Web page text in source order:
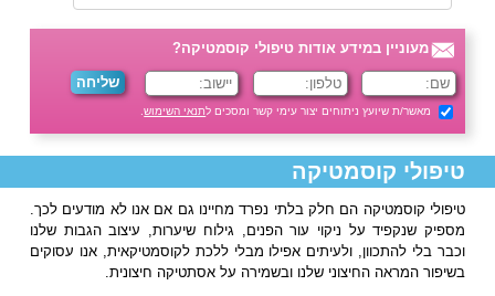
מעוניין במידע אודות טיפולי קוסמטיקה?
מאשר/ת שיועץ ניתוחים יצור עימי קשר ומסכים לתנאי השימוש.
טיפולי קוסמטיקה
טיפולי קוסמטיקה הם חלק בלתי נפרד מחיינו גם אם אנו לא מודעים לכך.
מספיק שנקפיד על ניקוי עור הפנים, גילוח שיערות, עיצוב הגבות שלנו
וכבר בלי להתכוון, ולעיתים אפילו מבלי ללכת לקוסמטיקאית, אנו עסוקים
בשיפור המראה החיצוני שלנו ובשמירה על אסתטיקה חיצונית.